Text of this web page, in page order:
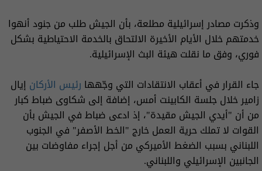
وذكرت مصادر إسرائيلية مطلعة، بأن الجيش طلب من جنود أنهوا
خدمتهم خلال الأيام الأخيرة الالتحاق بالخدمة الاحتياطية بشكل
فوري، وفق ما نقلت هيئة البث الإسرائيلية.
جاء القرار في أعقاب الانتقادات التي وجّهها رئيس الأركان إيال
زامير خلال جلسة الكابينت أمس، إضافة إلى شكاوى ضباط كبار
من أن "أيدي الجيش مقيدة"، إذ ادعى ضباط في الجيش بأن
القوات لا تملك حرية العمل خارج "الخط الأصفر" في الجنوب
اللبناني بسبب الضغط الأميركي من أجل إجراء مفاوضات بين
الجانبين الإسرائيلي واللبناني.